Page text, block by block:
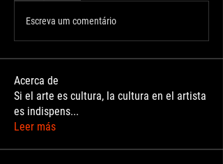
Escreva um comentário
Acerca de
Si el arte es cultura, la cultura en el artista
es indispens...
Leer más